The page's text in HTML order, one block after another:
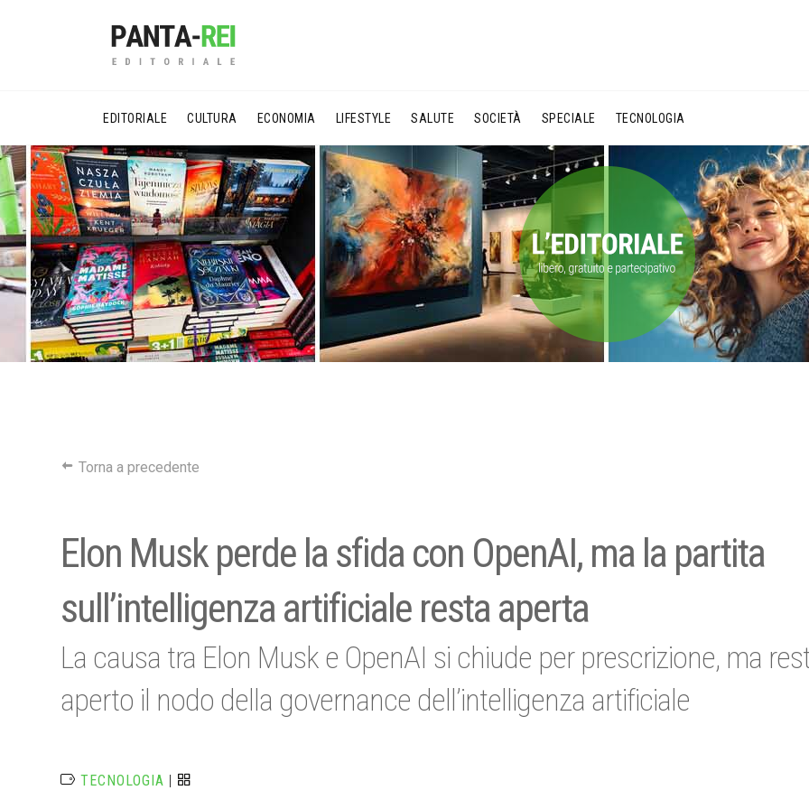
EDITORIALE CULTURA ECONOMIA LIFESTYLE SALUTE SOCIETÀ SPECIALE TECNOLOGIA
Torna a precedente
Elon Musk perde la sfida con OpenAI, ma la partita
sull’intelligenza artificiale resta aperta
La causa tra Elon Musk e OpenAI si chiude per prescrizione, ma
aperto il nodo della governance dell’intelligenza artificiale
TECNOLOGIA |